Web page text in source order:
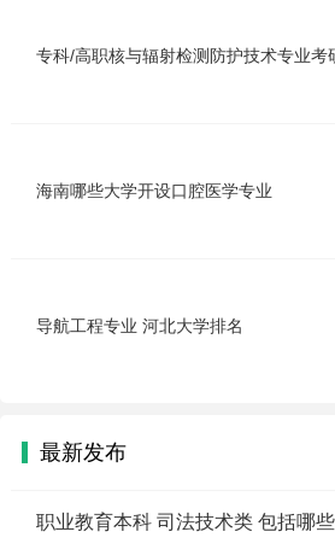
专科/高职核与辐射检测防护技术专业考
海南哪些大学开设口腔医学专业
导航工程专业 河北大学排名
最新发布
职业教育本科 司法技术类 包括哪